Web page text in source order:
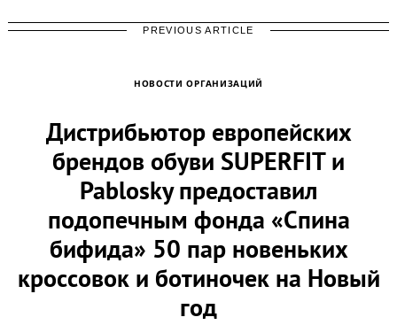
PREVIOUS ARTICLE
НОВОСТИ ОРГАНИЗАЦИЙ
Дистрибьютор европейских
брендов обуви SUPERFIT и
Pablosky предоставил
подопечным фонда «Спина
бифида» 50 пар новеньких
кроссовок и ботиночек на Новый
год